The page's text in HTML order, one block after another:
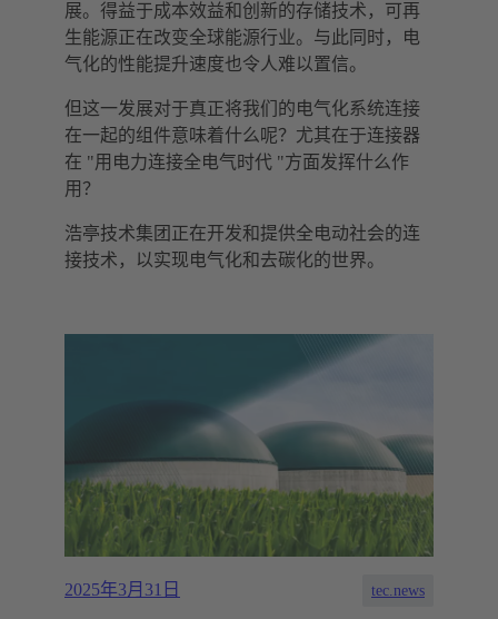
展。得益于成本效益和创新的存储技术，可再
生能源正在改变全球能源行业。与此同时，电
气化的性能提升速度也令人难以置信。
但这一发展对于真正将我们的电气化系统连接
在一起的组件意味着什么呢？尤其在于连接器
在 "用电力连接全电气时代 "方面发挥什么作
用？
浩亭技术集团正在开发和提供全电动社会的连
接技术，以实现电气化和去碳化的世界。
2025年3月31日 tec.news